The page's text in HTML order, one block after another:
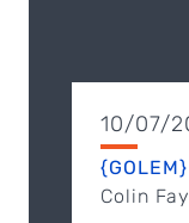
10/07/
Colin Fay